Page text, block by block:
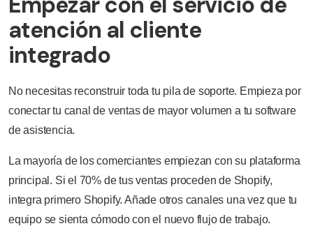
atención al cliente
integrado
No necesitas reconstruir toda tu pila de soporte. Empieza por
conectar tu canal de ventas de mayor volumen a tu software
de asistencia.
La mayoría de los comerciantes empiezan con su plataforma
principal. Si el 70% de tus ventas proceden de Shopify,
integra primero Shopify. Añade otros canales una vez que tu
equipo se sienta cómodo con el nuevo flujo de trabajo.